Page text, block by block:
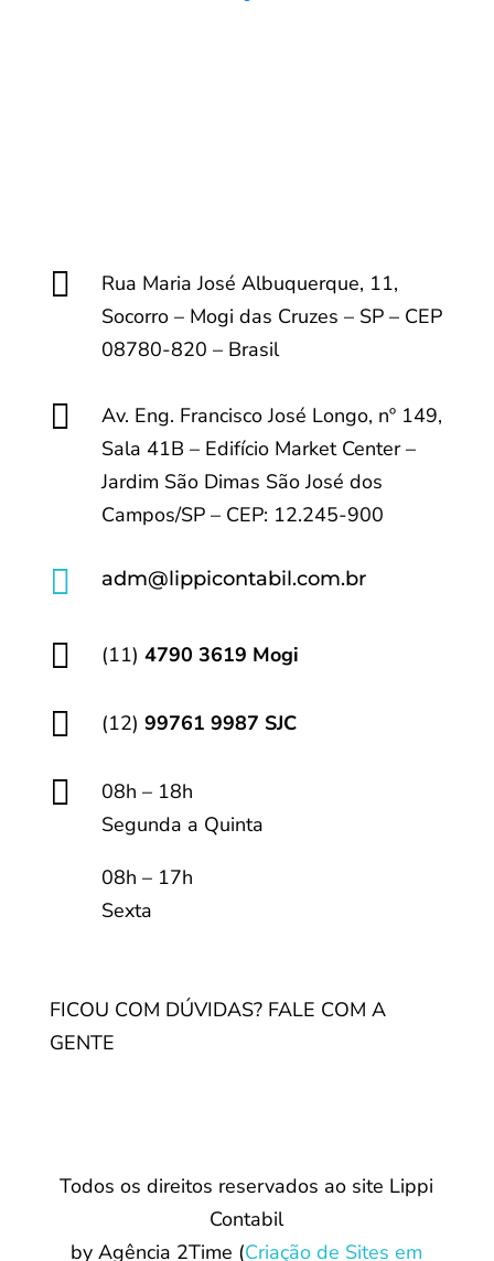

Rua Maria José Albuquerque, 11,
Socorro – Mogi das Cruzes – SP – CEP
08780-820 – Brasil

Av. Eng. Francisco José Longo, nº 149,
Sala 41B – Edifício Market Center –
Jardim São Dimas São José dos
Campos/SP – CEP: 12.245-900
 adm@lippicontabil.com.br
 (11) 4790 3619 Mogi
 (12) 99761 9987 SJC

08h – 18h
Segunda a Quinta
08h – 17h
Sexta
FICOU COM DÚVIDAS? FALE COM A
GENTE
Todos os direitos reservados ao site Lippi
Contabil
by Agência 2Time (Criação de Sites em